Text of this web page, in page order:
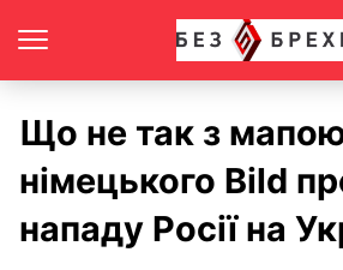
Що не так з
німецького Bild
нападу Росії на